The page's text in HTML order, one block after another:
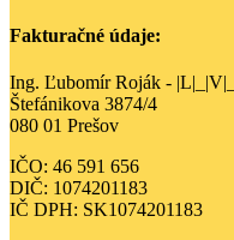
Fakturačné údaje:
Ing. Ľubomír Roják -
Štefánikova 3874/4
080 01 Prešov
IČO: 46 591 656
DIČ: 1074201183
IČ DPH: SK1074201183